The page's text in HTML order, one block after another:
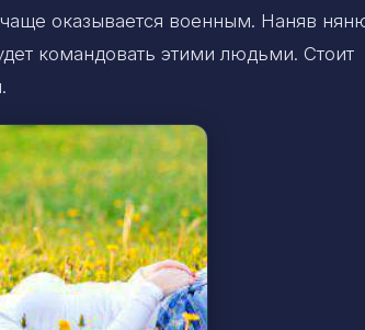
оказывается военным. Наняв
командовать этими людьми. Стоит